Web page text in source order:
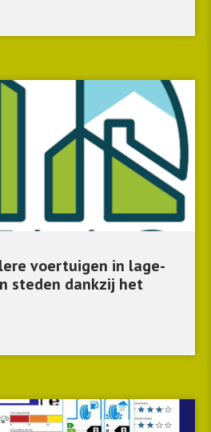
voertuigen in lage-
steden dankzij het